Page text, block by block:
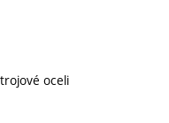
oceli